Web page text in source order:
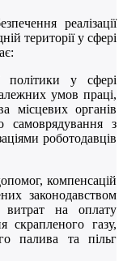
реалізації
території у сфері
політики у сфері
умов праці,
місцевих органів
самоврядування з
роботодавців
компенсацій
законодавством
витрат на оплату
скрапленого газу,
палива та пільг